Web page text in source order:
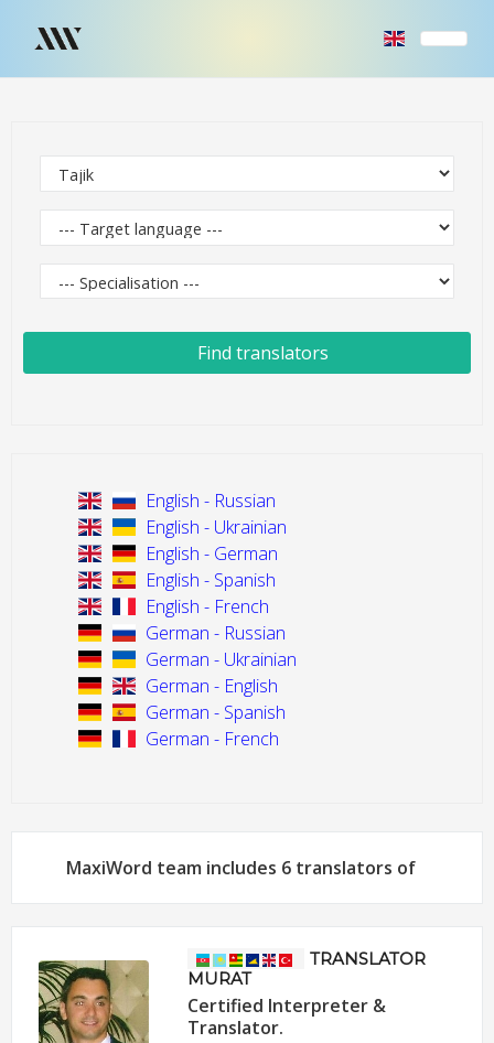
Find translators
English - Russian
English - Ukrainian
English - German
English - Spanish
English - French
German - Russian
German - Ukrainian
German - English
German - Spanish
German - French
MaxiWord team includes 6 translators of
TRANSLATOR
MURAT
Certified Interpreter &
Translator.